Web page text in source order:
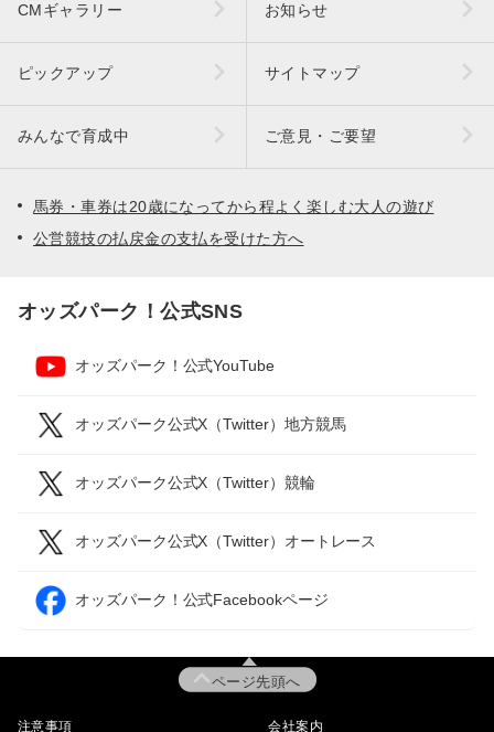
CMギャラリー お知らせ
ピックアップ サイトマップ
みんなで育成中 ご意見・ご要望
馬券・車券は20歳になってから程よく楽しむ大人の遊び
公営競技の払戻金の支払を受けた方へ
オッズパーク！公式SNS
オッズパーク！公式YouTube
オッズパーク公式X（Twitter）地方競馬
オッズパーク公式X（Twitter）競輪
オッズパーク公式X（Twitter）オートレース
オッズパーク！公式Facebookページ
ページ先頭へ
注意事項 会社案内